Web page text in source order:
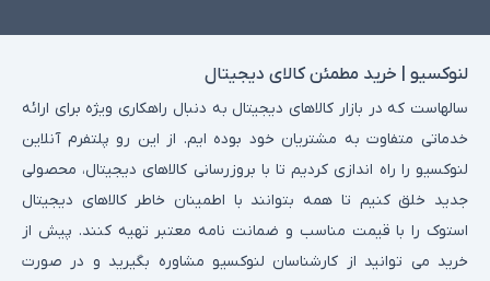
لنوکسیو | خرید مطمئن کالای دیجیتال
سالهاست که در بازار کالاهای دیجیتال به دنبال راهکاری ویژه برای ارائه
خدماتی متفاوت به مشتریان خود بوده ایم. از این رو پلتفرم آنلاین
لنوکسیو را راه اندازی کردیم تا با بروزرسانی کالاهای دیجیتال، محصولی
جدید خلق کنیم تا همه بتوانند با اطمینان خاطر کالاهای دیجیتال
استوک را با قیمت مناسب و ضمانت نامه معتبر تهیه کنند. پیش از
خرید می توانید از کارشناسان لنوکسیو مشاوره بگیرید و در صورت